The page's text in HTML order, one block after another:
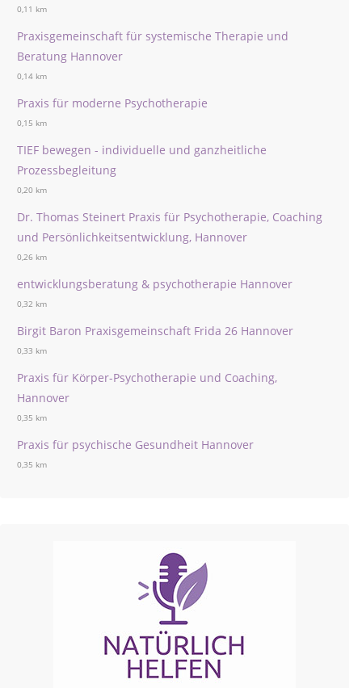
0,11 km
Praxisgemeinschaft für systemische Therapie und
Beratung Hannover
0,14 km
Praxis für moderne Psychotherapie
0,15 km
TIEF bewegen - individuelle und ganzheitliche
Prozessbegleitung
0,20 km
Dr. Thomas Steinert Praxis für Psychotherapie, Coaching
und Persönlichkeitsentwicklung, Hannover
0,26 km
entwicklungsberatung & psychotherapie Hannover
0,32 km
Birgit Baron Praxisgemeinschaft Frida 26 Hannover
0,33 km
Praxis für Körper-Psychotherapie und Coaching,
Hannover
0,35 km
Praxis für psychische Gesundheit Hannover
0,35 km